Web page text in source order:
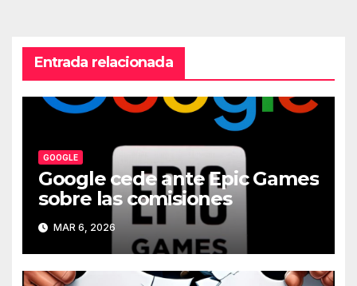
Entrada relacionada
GOOGLE
Google cede ante Epic Games
sobre las comisiones
MAR 6, 2026